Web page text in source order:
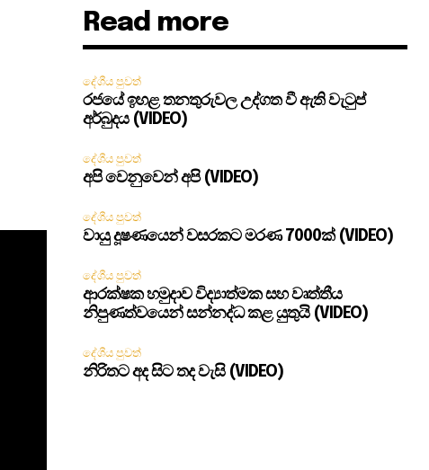
Read more
දේශීය පුවත්
රජයේ ඉහළ තනතුරුවල උද්ගත වී ඇති වැටුප්
අර්බුදය (VIDEO)
දේශීය පුවත්
අපි වෙනුවෙන් අපි (VIDEO)
දේශීය පුවත්
වායු දූෂණයෙන් වසරකට මරණ 7000ක් (VIDEO)
දේශීය පුවත්
ආරක්ෂක හමුදාව විද්‍යාත්මක සහ වෘත්තීය
නිපුණත්වයෙන් සන්නද්ධ කළ යුතුයි (VIDEO)
දේශීය පුවත්
නිරිතට අද සිට තද වැසි (VIDEO)